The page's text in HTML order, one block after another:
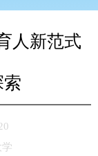
人新范式
索